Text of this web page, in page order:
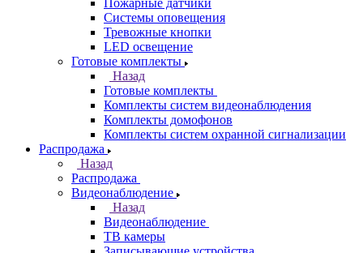
Пожарные датчики
Системы оповещения
Тревожные кнопки
LED освещение
Готовые комплекты
Назад
Готовые комплекты
Комплекты систем видеонаблюдения
Комплекты домофонов
Комплекты систем охранной сигнализации
Распродажа
Назад
Распродажа
Видеонаблюдение
Назад
Видеонаблюдение
ТВ камеры